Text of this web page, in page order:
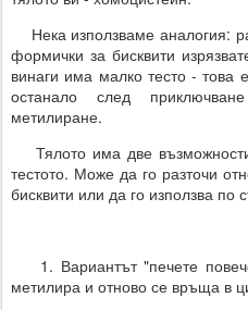
Нека използваме аналогия:
формички за бисквити
винаги има малко тесто - това
останало след
метилиране.
Тялото има две
тестото. Може да го разточи
бисквити или да го използва по
1. Вариантът "печете
метилира и отново се връща в